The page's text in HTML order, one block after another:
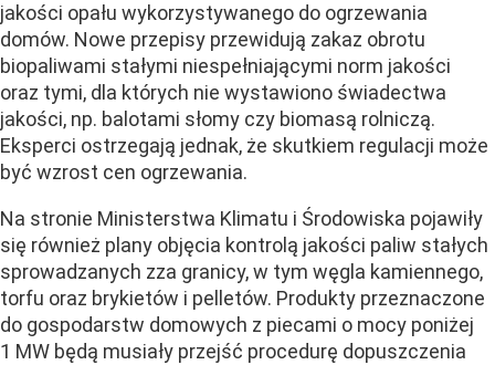
jakości opału wykorzystywanego do ogrzewania
domów. Nowe przepisy przewidują zakaz obrotu
biopaliwami stałymi niespełniającymi norm jakości
oraz tymi, dla których nie wystawiono świadectwa
jakości, np. balotami słomy czy biomasą rolniczą.
Eksperci ostrzegają jednak, że skutkiem regulacji może
być wzrost cen ogrzewania.
Na stronie Ministerstwa Klimatu i Środowiska pojawiły
się również plany objęcia kontrolą jakości paliw stałych
sprowadzanych zza granicy, w tym węgla kamiennego,
torfu oraz brykietów i pelletów. Produkty przeznaczone
do gospodarstw domowych z piecami o mocy poniżej
1 MW będą musiały przejść procedurę dopuszczenia